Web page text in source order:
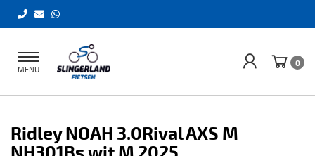
Toggle
navigation
MENU
0
Ridley NOAH 3.0Rival AXS M
NH301Bs wit M 2025